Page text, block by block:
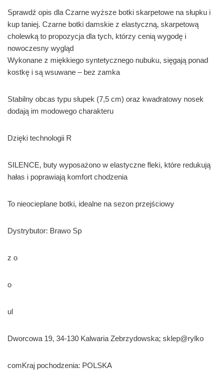
Sprawdź opis dla Czarne wyższe botki skarpetowe na słupku i
kup taniej. Czarne botki damskie z elastyczną, skarpetową
cholewką to propozycja dla tych, którzy cenią wygodę i
nowoczesny wygląd
Wykonane z miękkiego syntetycznego nubuku, sięgają ponad
kostkę i są wsuwane – bez zamka
Stabilny obcas typu słupek (7,5 cm) oraz kwadratowy nosek
dodają im modowego charakteru
Dzięki technologii R
SILENCE, buty wyposażono w elastyczne fleki, które redukują
hałas i poprawiają komfort chodzenia
To nieocieplane botki, idealne na sezon przejściowy
Dystrybutor: Brawo Sp
z o
o
ul
Dworcowa 19, 34-130 Kalwaria Zebrzydowska; sklep@rylko
comKraj pochodzenia: POLSKA